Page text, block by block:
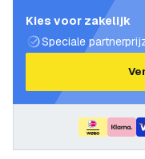
Kies voor zakelijk
Speciale